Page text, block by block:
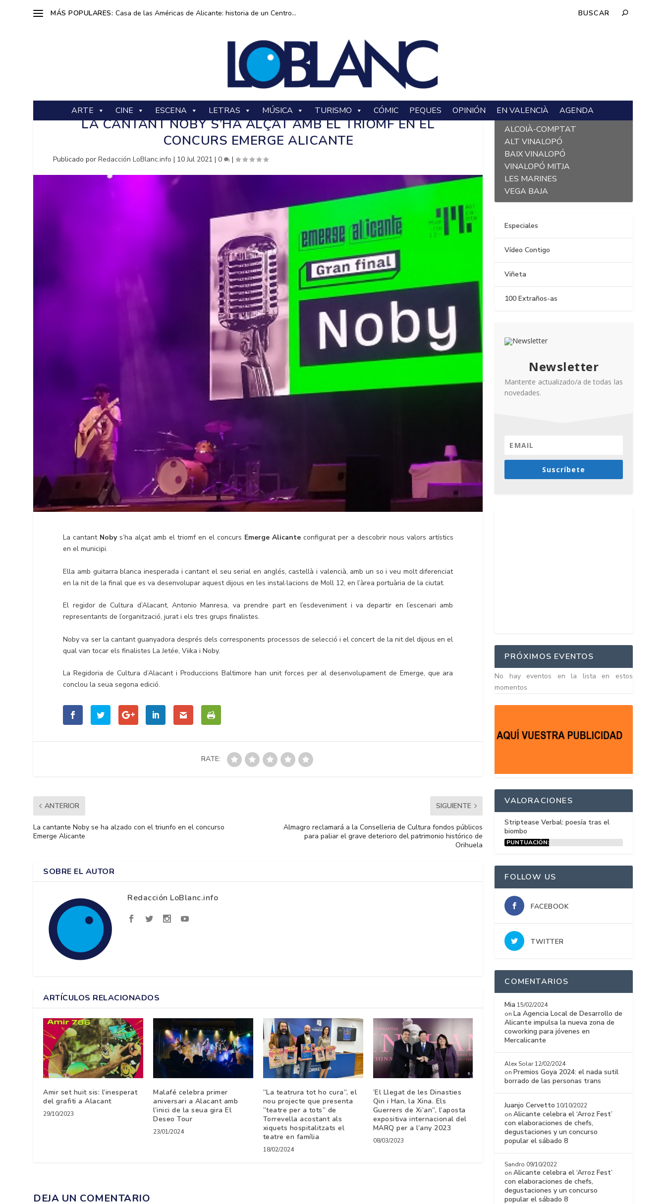
MÁS POPULARES: Casa de las Américas de Alicante: historia de un Centro...
ARTE CINE ESCENA LETRAS MÚSICA TURISMO CÓMIC PEQUES OPINIÓN EN VALENCIÀ AGENDA
LA CANTANT NOBY S’HA ALÇAT AMB EL TRIOMF EN EL
CONCURS EMERGE ALICANTE
Publicado porRedacción LoBlanc.info | 10 Jul 2021 |0 |
La cantant Nobys’ha alçat amb el triomf en el concurs Emerge Alicanteconfigurat per a descobrir nous valors artístics
en el municipi.
Ella amb guitarra blanca inesperada i cantant el seu serial en anglés, castellà i valencià, amb un so i veu molt diferenciat
en la nit de la final que es va desenvolupar aquest dijous en les instal·lacions de Moll 12, en l’àrea portuària de la ciutat.
El regidor de Cultura d’Alacant, Antonio Manresa, va prendre part en l’esdeveniment i va departir en l’escenari amb
representants de l’organització, jurat i els tres grups finalistes.
Noby va ser la cantant guanyadora després dels corresponents processos de selecció i el concert de la nit del dijous en el
qual van tocar els finalistes La Jetée, Viika i Noby.
La Regidoria de Cultura d’Alacant i Produccions Baltimore han unit forces per al desenvolupament de Emerge, que ara
conclou la seua segona edició.
RATE:
ANTERIOR
La cantante Noby se ha alzado con el triunfo en el concurso
Emerge Alicante
SIGUIENTE
Almagro reclamará a la Conselleria de Cultura fondos públicos
para paliar el grave deterioro del patrimonio histórico de
Orihuela
SOBRE EL AUTOR
Redacción LoBlanc.info
ARTÍCULOS RELACIONADOS
Amir set huit sis: l’inesperat
del grafiti a Alacant
29/10/2023
Malafé celebra primer
aniversari a Alacant amb
l’inici de la seua gira El
Deseo Tour
23/01/2024
“La teatrura tot ho cura”, el
nou projecte que presenta
“teatre per a tots” de
Torrevella acostant als
xiquets hospitalitzats el
teatre en família
18/02/2024
‘El Llegat de les Dinasties
Qin i Han, la Xina. Els
Guerrers de Xi’an”, l’aposta
expositiva internacional del
MARQ per a l’any 2023
08/03/2023
DEJA UN COMENTARIO
L´ALACANTÍ
ALCOIÀ-COMPTAT
ALT VINALOPÓ
BAIX VINALOPÓ
VINALOPÓ MITJA
LES MARINES
VEGA BAJA
Especiales
Vídeo Contigo
Viñeta
100 Extraños-as
Newsletter
Mantente actualizado/a de todas las
novedades.
Suscríbete
PRÓXIMOS EVENTOS
No hay eventos en la lista en estos
momentos
VALORACIONES
Striptease Verbal: poesía tras el
biombo
PUNTUACIÓN:
FOLLOW US
FACEBOOK
TWITTER
COMENTARIOS
Mia 15/02/2024
on La Agencia Local de Desarrollo de
Alicante impulsa la nueva zona de
coworking para jóvenes en
Mercalicante
Alex Solar 12/02/2024
on Premios Goya 2024: el nada sutil
borrado de las personas trans
Juanjo Cervetto 10/10/2022
onAlicante celebra el ‘Arroz Fest’
con elaboraciones de chefs,
degustaciones y un concurso
popular el sábado 8
Sandro 09/10/2022
onAlicante celebra el ‘Arroz Fest’
con elaboraciones de chefs,
degustaciones y un concurso
popular el sábado 8